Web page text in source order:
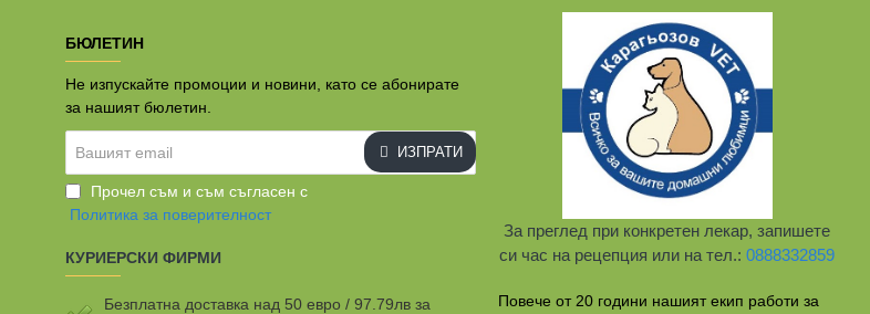
БЮЛЕТИН
Не изпускайте промоции и новини, като се абонирате
за нашият бюлетин.
email
ИЗПРАТИ
Прочел съм и съм съгласен с
Политика за поверителност
КУРИЕРСКИ ФИРМИ
Безплатна доставка над 50 евро / 97.79лв за
За преглед при конкретен лекар, запишете
си час на рецепция или на тел.:0888332859
Повече от 20 години нашият екип работи за